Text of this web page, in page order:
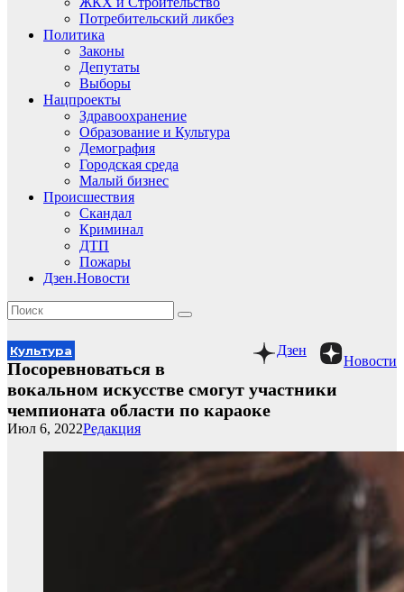
Потребительский ликбез
Политика
Законы
Депутаты
Выборы
Нацпроекты
Здравоохранение
Образование и Культура
Демография
Городская среда
Малый бизнес
Происшествия
Скандал
Криминал
ДТП
Пожары
Дзен.Новости
Новости
Дзен
Культура
Посоревноваться в
вокальном искусстве смогут участники
чемпионата области по караоке
Редакция
Июл 6, 2022